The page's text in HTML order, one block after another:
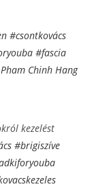
#csontkovács
#fascia
Chinh Hang
kezelést
#brigiszíve